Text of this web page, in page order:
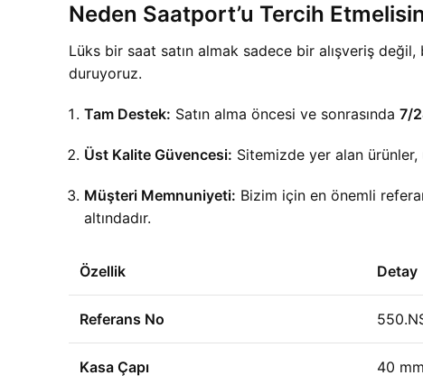
Neden Saatport’u Tercih
Lüks bir saat satın almak sadece bir alışveriş
duruyoruz.
Tam Destek: Satın alma öncesi ve sonrasında 7/
Üst Kalite Güvencesi: Sitemizde yer alan
Müşteri Memnuniyeti: Bizim için en önemli
altındadır.
Özellik Detay
Referans No
Kasa Çapı 40 mm